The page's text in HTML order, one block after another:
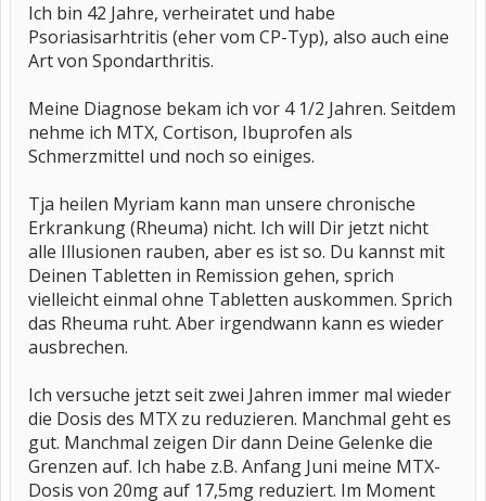
Ich bin 42 Jahre, verheiratet und habe
Psoriasisarhtritis (eher vom CP-Typ), also auch eine
Art von Spondarthritis.
Meine Diagnose bekam ich vor 4 1/2 Jahren. Seitdem
nehme ich MTX, Cortison, Ibuprofen als
Schmerzmittel und noch so einiges.
Tja heilen Myriam kann man unsere chronische
Erkrankung (Rheuma) nicht. Ich will Dir jetzt nicht
alle Illusionen rauben, aber es ist so. Du kannst mit
Deinen Tabletten in Remission gehen, sprich
vielleicht einmal ohne Tabletten auskommen. Sprich
das Rheuma ruht. Aber irgendwann kann es wieder
ausbrechen.
Ich versuche jetzt seit zwei Jahren immer mal wieder
die Dosis des MTX zu reduzieren. Manchmal geht es
gut. Manchmal zeigen Dir dann Deine Gelenke die
Grenzen auf. Ich habe z.B. Anfang Juni meine MTX-
Dosis von 20mg auf 17,5mg reduziert. Im Moment